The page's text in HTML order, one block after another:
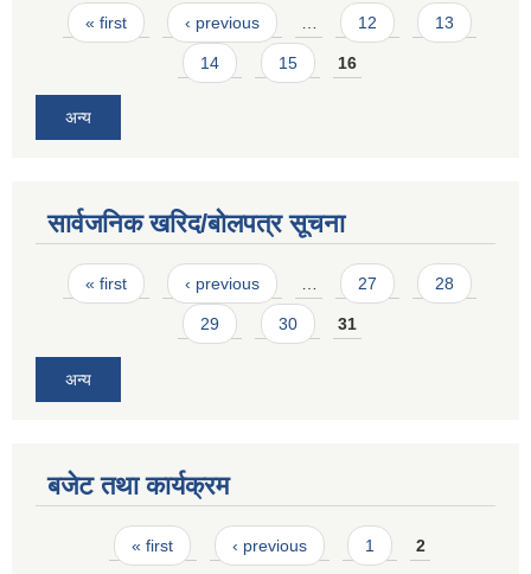
Pages
« first ‹ previous 12 13
14 15 16
अन्य
सार्वजनिक खरिद/बोलपत्र सूचना
Pages
« first ‹ previous … 27 28
29 30 31
अन्य
बजेट तथा कार्यक्रम
Pages« first ‹ previous 1 2